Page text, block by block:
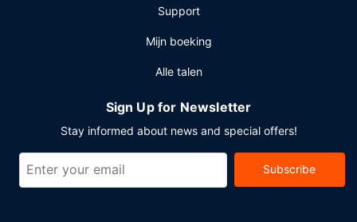
Support
Mijn boeking
Alle talen
Sign Up for Newsletter
Stay informed about news and special offers!
Subscribe